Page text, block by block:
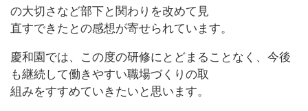
の大切さなど部下と関わりを改めて見
直すできたとの感想が寄せられています。
慶和園では、この度の研修にとどまることなく、今後
も継続して働きやすい職場づくりの取
組みをすすめていきたいと思います。